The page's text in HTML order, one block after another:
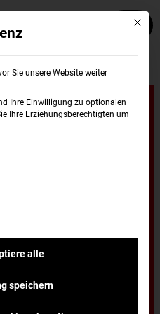
in
und hast Lust auf
Mit
Sie unsere Website weiter
Ihre Einwilligung zu optionalen
Ihre Erziehungsberechtigten um
Service-Gruppen, für
alle
speichern